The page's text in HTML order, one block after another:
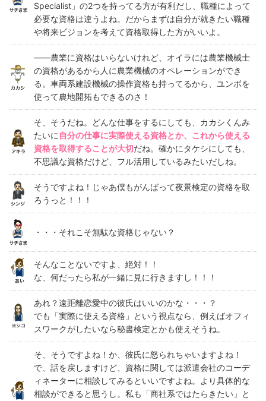
Specialist」の2つを持ってる方が有利だし、職種によって
必要な資格は違うよね。だからまずは自分が就きたい職種
や将来ビジョンを考えて資格取得した方がいいよ。
――農業に資格はいらないけれど、オイラには農業機械士
の資格があるから人に農業機械のオペレーションができ
る。車両系建設機械の操作資格も持ってるから、ユンボを
使って農地開拓もできるのさ！
そ、そうだね。どんな仕事をするにしても、カカシくんみ
たいに自分の仕事に実際使える資格とか、これから使える
資格を取得することが大切だね。確かにタケシにしても、
不思議な資格だけど、フル活用しているみたいだしね。
そうですよね！じゃあ僕もがんばって夜景検定の資格を取
ろうっと！！！
・・・それこそ無駄な資格じゃない？
そんなことないですよ、絶対！！
な、何だったら私が一緒に見に行きますし！！！
あれ？遠距離恋愛中の彼氏はいいのかな・・・？
でも「実際に使える資格」という視点なら、例えばオフィ
スワークがしたいなら秘書検定とかも使えそうね。
そ、そうですよね！か、彼氏に怒られちゃいますよね！
で、話を戻しますけど、資格に関しては派遣会社のコーデ
ィネーターに相談してみるといいですよね。より具体的な
相談ができると思うし。私も「商社系ではたらきたい」と